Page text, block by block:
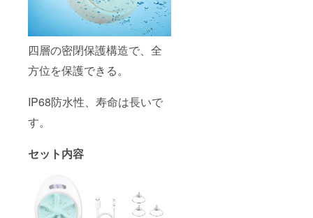
四層の密閉保護構造で、全
方位を保護できる。
IP68防水性、寿命は長いで
す。
セット内容